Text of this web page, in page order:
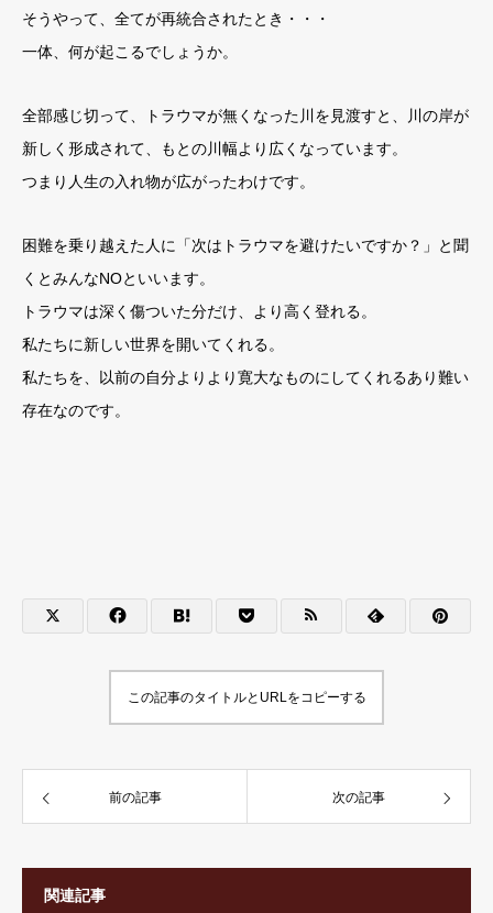
そうやって、全てが再統合されたとき・・・
一体、何が起こるでしょうか。
全部感じ切って、トラウマが無くなった川を見渡すと、川の岸が
新しく形成されて、もとの川幅より広くなっています。
つまり人生の入れ物が広がったわけです。
困難を乗り越えた人に「次はトラウマを避けたいですか？」と聞
くとみんなNOといいます。
トラウマは深く傷ついた分だけ、より高く登れる。
私たちに新しい世界を開いてくれる。
私たちを、以前の自分よりより寛大なものにしてくれるあり難い
存在なのです。
この記事のタイトルとURLをコピーする
前の記事 次の記事
関連記事